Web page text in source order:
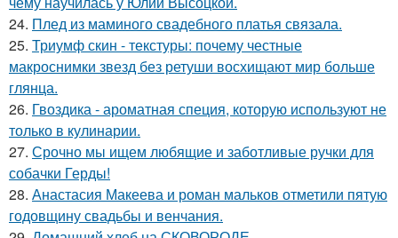
24. Плед из маминого свадебного платья связала.
25. Триумф скин - текстуры: почему честные
макроснимки звезд без ретуши восхищают мир больше
глянца.
26. Гвоздика - ароматная специя, которую используют не
только в кулинарии.
27. Срочно мы ищем любящие и заботливые ручки для
собачки Герды!
28. Анастасия Макеева и роман мальков отметили пятую
годовщину свадьбы и венчания.